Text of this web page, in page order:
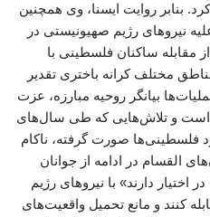
بنابر روایت ایسنا، وی همچنین
نیروهای رژیم صهیونیستی در
مقابله ساکنان فلسطینی با
مختلف کرانه باختری تقدیر
بیانگر روحیه مبارزه، عزت
و تلاش‌هایی که طی سال‌های
فلسطینی‌ها صورت گرفته، ناکام
القسام در ادامه از جوانان
دارند» با نیروهای رژیم
کنند و مانع تحمیل واقعیت‌های